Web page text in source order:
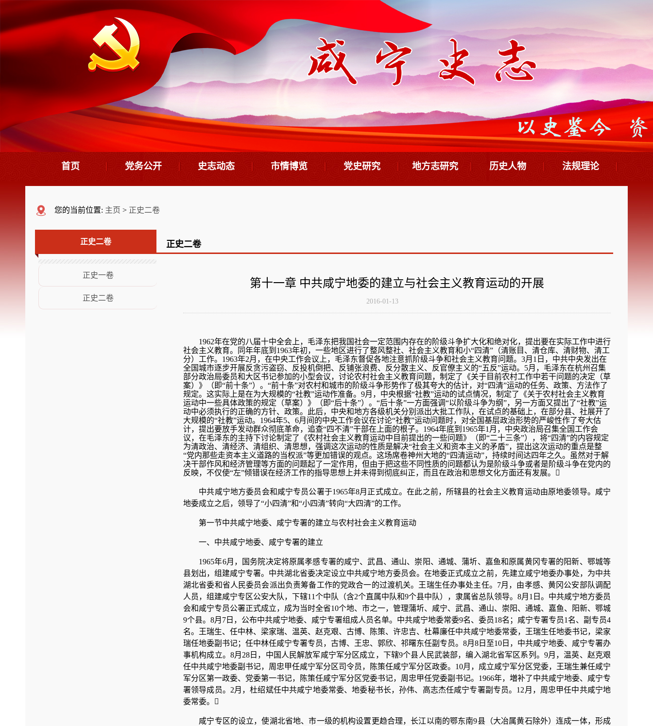
首页 党务公开
领导班子
荣誉展示
意见建议
史志动态 市情博览 党史研究 地方志研究 历史人物 法规理论
反对历史虚无主义
您的当前位置: 主页 > 正史二卷
正史二卷
正史一卷
正史二卷
正史二卷
第十一章 中共咸宁地委的建立与社会主义教育运动的开展
2016-01-13
1962年在党的八届十中全会上，毛泽东把我国社会一定范围内存在的阶级斗争扩大化和绝对化，提出要在实际工作中进行
社会主义教育。同年年底到1963年初，一些地区进行了整风整社、社会主义教育和小“四清”（清账目、清仓库、清财物、清工
分）工作。1963年2月，在中央工作会议上，毛泽东督促各地注意抓阶级斗争和社会主义教育问题。3月1日，中共中央发出在
全国城市逐步开展反贪污盗窃、反投机倒把、反铺张浪费、反分散主义、反官僚主义的“五反”运动。5月，毛泽东在杭州召集
部分政治局委员和大区书记参加的小型会议，讨论农村社会主义教育问题，制定了《关于目前农村工作中若干问题的决定（草
案）》（即“前十条”）。“前十条”对农村和城市的阶级斗争形势作了极其夸大的估计，对“四清”运动的任务、政策、方法作了
规定。这实际上是在为大规模的“社教”运动作准备。9月，中央根据“社教”运动的试点情况，制定了《关于农村社会主义教育
运动中一些具体政策的规定（草案）》（即“后十条”）。“后十条”一方面强调“以阶级斗争为纲”，另一方面又提出了“社教”运
动中必须执行的正确的方针、政策。此后，中央和地方各级机关分别派出大批工作队，在试点的基础上，在部分县、社展开了
大规模的“社教”运动。1964年5、6月间的中央工作会议在讨论“社教”运动问题时，对全国基层政治形势的严峻性作了夸大估
计，提出要放手发动群众彻底革命，追查“四不清”干部在上面的根子。1964年底到1965年1月，中央政治局召集全国工作会
议，在毛泽东的主持下讨论制定了《农村社会主义教育运动中目前提出的一些问题》（即“二十三条”），将“四清”的内容规定
为清政治、清经济、清组织、清思想，强调这次运动的性质是解决“社会主义和资本主义的矛盾”，提出这次运动的重点是整
“党内那些走资本主义道路的当权派”等更加错误的观点。这场席卷神州大地的“四清运动”，持续时间达四年之久。虽然对于解
决干部作风和经济管理等方面的问题起了一定作用，但由于把这些不同性质的问题都认为是阶级斗争或者是阶级斗争在党内的
反映，不仅使“左”倾错误在经济工作的指导思想上并未得到彻底纠正，而且在政治和思想文化方面还有发展。
中共咸宁地方委员会和咸宁专员公署于1965年8月正式成立。在此之前，所辖县的社会主义教育运动由原地委领导。咸宁
地委成立之后，领导了“小四清”和“小四清”转向“大四清”的工作。
第一节中共咸宁地委、咸宁专署的建立与农村社会主义教育运动
一、中共咸宁地委、咸宁专署的建立
1965年6月，国务院决定将原属孝感专署的咸宁、武昌、通山、崇阳、通城、蒲圻、嘉鱼和原属黄冈专署的阳新、鄂城等
县划出，组建咸宁专署。中共湖北省委决定设立中共咸宁地方委员会。在地委正式成立之前，先建立咸宁地委办事处，为中共
湖北省委和省人民委员会派出负责筹备工作的党政合一的过渡机关。王瑞生任办事处主任。7月，由孝感、黄冈公安部队调配
人员，组建咸宁专区公安大队，下辖11个中队（含2个直属中队和9个县中队），隶属省总队领导。8月1日。中共咸宁地方委员
会和咸宁专员公署正式成立，成为当时全省10个地、市之一，管理蒲圻、咸宁、武昌、通山、崇阳、通城、嘉鱼、阳新、鄂城
9个县。8月7日，公布中共咸宁地委、咸宁专署组成人员名单。中共咸宁地委常委9名、委员18名；咸宁专署专员1名、副专员4
名。王瑞生、任中林、梁家瑞、温英、赵克艰、古博、陈策、许忠吉、杜幕廉任中共咸宁地委常委，王瑞生任地委书记，梁家
瑞任地委副书记；任中林任咸宁专署专员，古博、王忠、郭欣、祁曙东任副专员。8月8日至10日，中共咸宁地委、咸宁专署办
事机构成立。8月28日，中国人民解放军咸宁军分区成立，下辖9个县人民武装部，编入湖北省军区系列。9月，温英、赵克艰
任中共咸宁地委副书记，周忠甲任咸宁军分区司令员，陈策任咸宁军分区政委。10月，成立咸宁军分区党委，王瑞生兼任咸宁
军分区第一政委、党委第一书记，陈策任咸宁军分区党委书记，周忠甲任党委副书记。1966年，増补了中共咸宁地委、咸宁专
署领导成员。2月，杜绍斌任中共咸宁地委常委、地委秘书长，孙伟、高志杰任咸宁专署副专员。12月，周忠甲任中共咸宁地
委常委。
咸宁专区的设立，使湖北省地、市一级的机构设置更趋合理，长江以南的鄂东南9县（大冶属黄石除外）连成一体，形成